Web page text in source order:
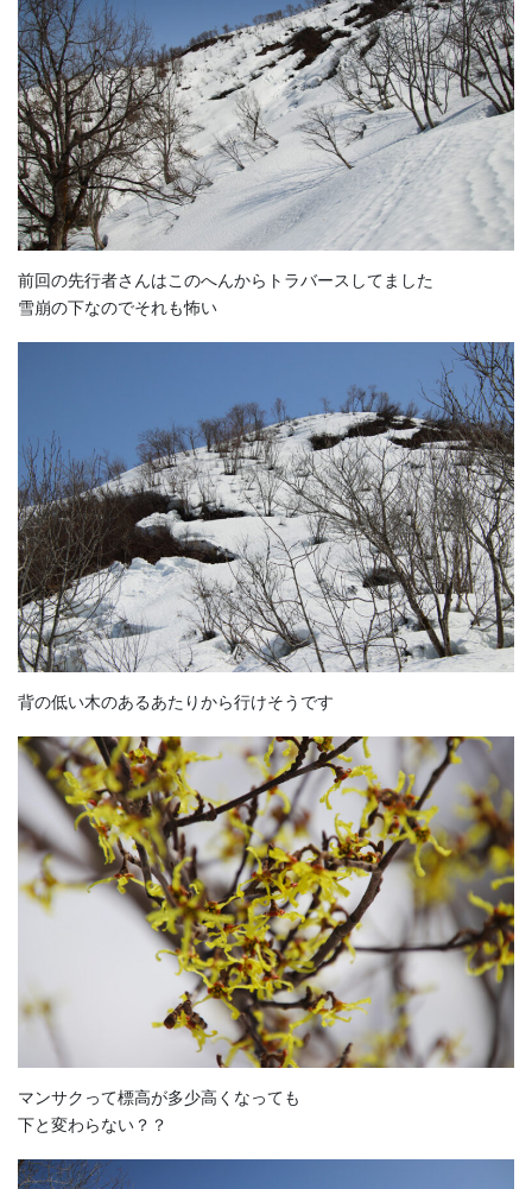
前回の先行者さんはこのへんからトラバースしてました
雪崩の下なのでそれも怖い
背の低い木のあるあたりから行けそうです
マンサクって標高が多少高くなっても
下と変わらない？？